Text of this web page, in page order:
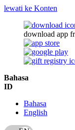
lewati ke Konten
download app
Bahasa
ID
Bahasa
English